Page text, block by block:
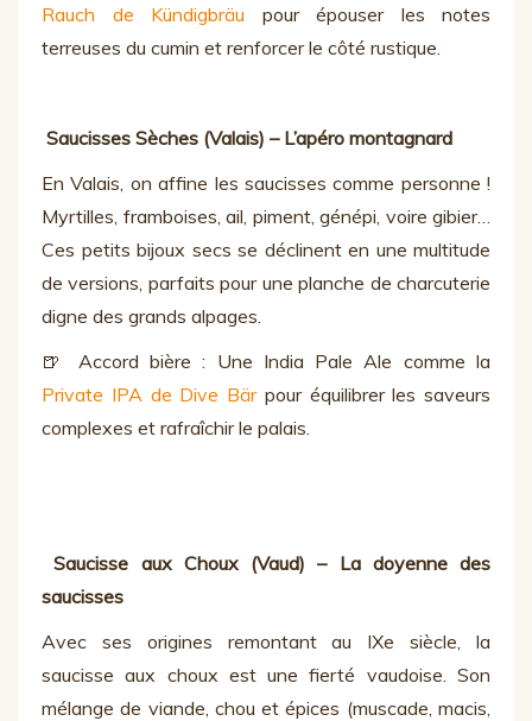
Rauch de Kündigbräu pour épouser les notes
terreuses du cumin et renforcer le côté rustique.
Saucisses Sèches (Valais) – L’apéro montagnard
En Valais, on affine les saucisses comme personne !
Myrtilles, framboises, ail, piment, génépi, voire gibier…
Ces petits bijoux secs se déclinent en une multitude
de versions, parfaits pour une planche de charcuterie
digne des grands alpages.
🍺 Accord bière : Une India Pale Ale comme la
Private IPA de Dive Bärpour équilibrer les saveurs
complexes et rafraîchir le palais.
Saucisse aux Choux (Vaud) – La doyenne des
saucisses
Avec ses origines remontant au IXe siècle, la
saucisse aux choux est une fierté vaudoise. Son
mélange de viande, chou et épices (muscade, macis,